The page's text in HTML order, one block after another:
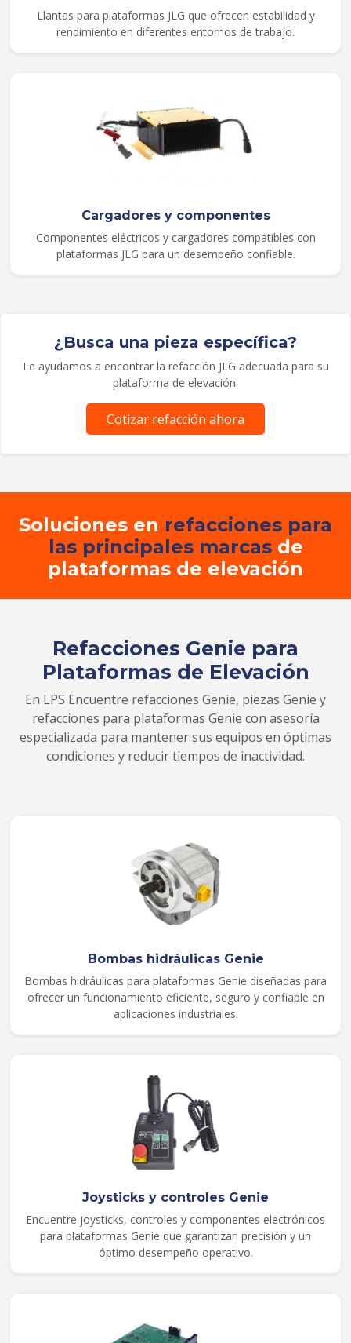
Llantas para plataformas JLG que ofrecen estabilidad y
rendimiento en diferentes entornos de trabajo.
Cargadores y componentes
Componentes eléctricos y cargadores compatibles con
plataformas JLG para un desempeño confiable.
¿Busca una pieza específica?
Le ayudamos a encontrar la refacción JLG adecuada para su
plataforma de elevación.
Cotizar refacción ahora
Soluciones en refacciones para
las principales marcasde
plataformas de elevación
Refacciones Genie para
Plataformas de Elevación
En LPS Encuentre refacciones Genie, piezas Genie y
refacciones para plataformas Genie con asesoría
especializada para mantener sus equipos en óptimas
condiciones y reducir tiempos de inactividad.
Bombas hidráulicas Genie
Bombas hidráulicas para plataformas Genie diseñadas para
ofrecer un funcionamiento eficiente, seguro y confiable en
aplicaciones industriales.
Joysticks y controles Genie
Encuentre joysticks, controles y componentes electrónicos
para plataformas Genie que garantizan precisión y un
óptimo desempeño operativo.